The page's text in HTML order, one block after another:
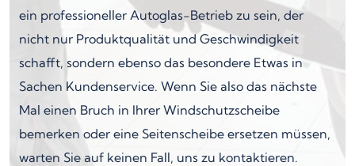
ein professioneller Autoglas-Betrieb zu sein, der
nicht nur Produktqualität und Geschwindigkeit
schafft, sondern ebenso das besondere Etwas in
Sachen Kundenservice. Wenn Sie also das nächste
Mal einen Bruch in Ihrer Windschutzscheibe
bemerken oder eine Seitenscheibe ersetzen müssen,
warten Sie auf keinen Fall, uns zu kontaktieren.